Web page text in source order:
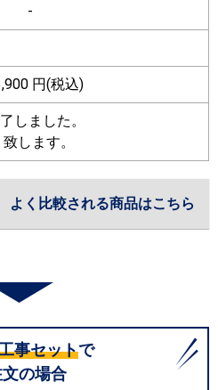
円(税込)
しました。
します。
よく比較される商品はこちら
事セットで
文の場合